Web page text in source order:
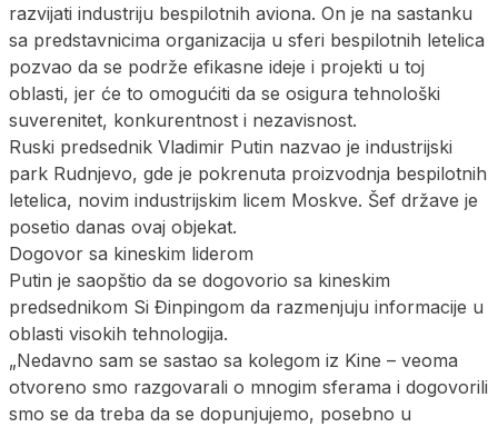
razvijati industriju bespilotnih aviona. On je na sastanku
sa predstavnicima organizacija u sferi bespilotnih letelica
pozvao da se podrže efikasne ideje i projekti u toj
oblasti, jer će to omogućiti da se osigura tehnološki
suverenitet, konkurentnost i nezavisnost.
Ruski predsednik Vladimir Putin nazvao je industrijski
park Rudnjevo, gde je pokrenuta proizvodnja bespilotnih
letelica, novim industrijskim licem Moskve. Šef države je
posetio danas ovaj objekat.
Dogovor sa kineskim liderom
Putin je saopštio da se dogovorio sa kineskim
predsednikom Si Đinpingom da razmenjuju informacije u
oblasti visokih tehnologija.
„Nedavno sam se sastao sa kolegom iz Kine – veoma
otvoreno smo razgovarali o mnogim sferama i dogovorili
smo se da treba da se dopunjujemo, posebno u